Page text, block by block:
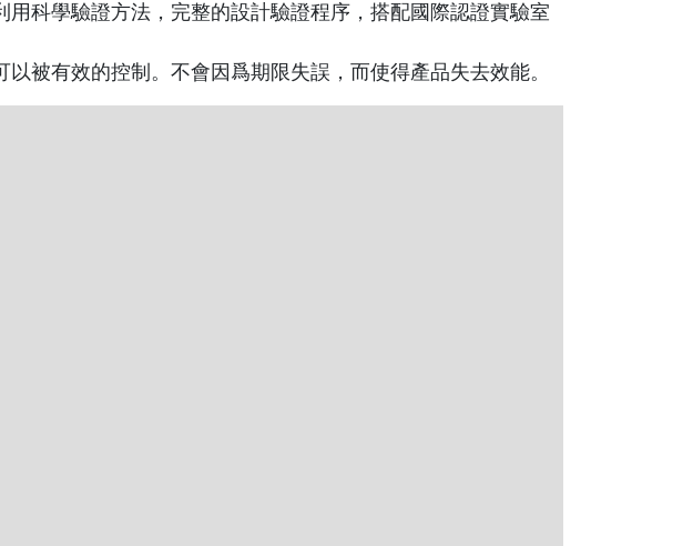
科學驗證方法，完整的設計驗證程序，搭配國際認證實驗室
被有效的控制。不會因爲期限失誤，而使得產品失去效能。